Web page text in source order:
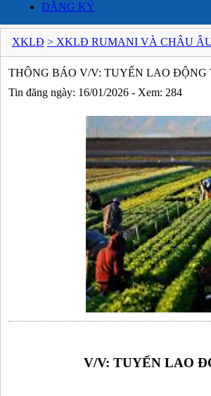
ĐĂNG KÝ
XKLĐ > XKLĐ RUMANI VÀ CHÂU
THÔNG BÁO V/V: TUYỂN LAO
Tin đăng ngày: 16/01/2026 - Xem: 284
V/V: TUYỂN LAO